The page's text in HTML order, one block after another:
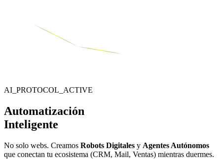
AI_PROTOCOL_ACTIVE
Automatización
Inteligente
No solo webs. Creamos Robots Digitales y Agentes Autónomos
que conectan tu ecosistema (CRM, Mail, Ventas) mientras duermes.